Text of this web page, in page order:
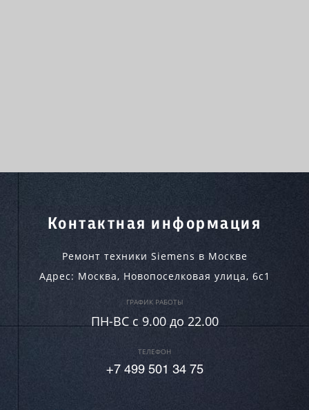
Контактная информация
Ремонт техники Siemens в Москве
Адрес: Москва, Новопоселковая улица, 6с1
ГРАФИК РАБОТЫ
ПН-ВC c 9.00 до 22.00
ТЕЛЕФОН
+7 499 501 34 75